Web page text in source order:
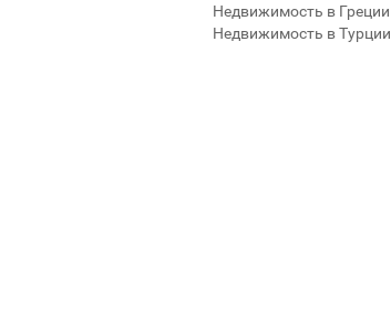
Недвижимость в Греции
Недвижимость в Турции